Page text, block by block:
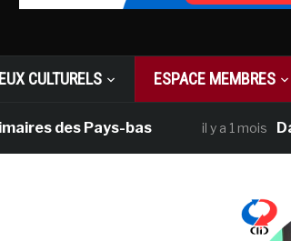
CULTURELS ESPACE MEMBRES
des Pays-bas il y a 1 mois Dans